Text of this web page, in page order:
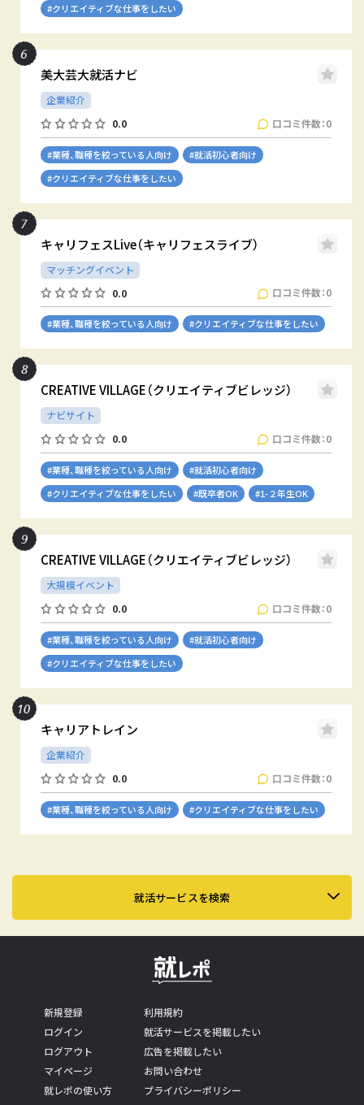
#クリエイティブな仕事をしたい
美大芸大就活ナビ
企業紹介
0.0
口コミ件数：0
#業種、職種を絞っている人向け
#就活初心者向け
#クリエイティブな仕事をしたい
キャリフェスLive（キャリフェスライブ）
マッチングイベント
0.0
口コミ件数：0
#業種、職種を絞っている人向け #クリエイティブな仕事をしたい
CREATIVE VILLAGE（クリエイティブビレッジ）
ナビサイト
0.0
口コミ件数：0
#業種、職種を絞っている人向け
#就活初心者向け
#クリエイティブな仕事をしたい
#既卒者OK #1-２年生OK
CREATIVE VILLAGE（クリエイティブビレッジ）
大規模イベント
0.0
口コミ件数：0
#業種、職種を絞っている人向け
#就活初心者向け
#クリエイティブな仕事をしたい
キャリアトレイン
企業紹介
0.0
口コミ件数：0
#業種、職種を絞っている人向け #クリエイティブな仕事をしたい
就活サービスを検索
新規登録
ログイン
ログアウト
マイページ
就レポの使い方
利用規約
就活サービスを掲載したい
広告を掲載したい
お問い合わせ
プライバシーポリシー